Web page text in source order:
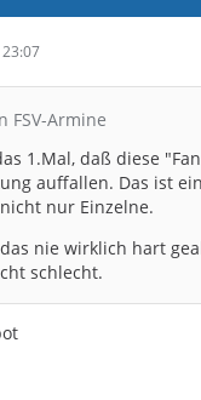
FSV-Armine
1.Mal, daß diese
auffallen. Das ist
nur Einzelne.
nie wirklich hart
schlecht.